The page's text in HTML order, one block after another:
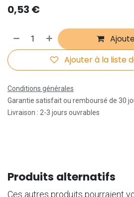
0,53 €
Ajouter à la liste
Conditions générales
Garantie satisfait ou remboursé de 30
Livraison : 2-3 jours ouvrables
Produits alternatifs
Ces autres produits pourraient